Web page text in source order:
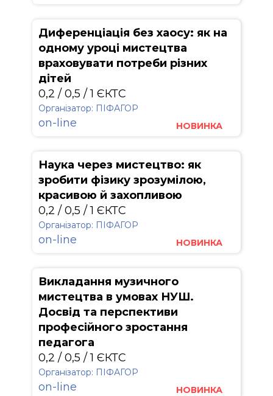
Диференціація без хаосу: як на
одному уроці мистецтва
враховувати потреби різних
дітей
0,2 / 0,5 / 1 ЄКТС
Організатор: ПІФАГОР
on-line НОВИНКА
Наука через мистецтво: як
зробити фізику зрозумілою,
красивою й захопливою
0,2 / 0,5 / 1 ЄКТС
Організатор: ПІФАГОР
on-line НОВИНКА
Викладання музичного
мистецтва в умовах НУШ.
Досвід та перспективи
професійного зростання
педагога
0,2 / 0,5 / 1 ЄКТС
Організатор: ПІФАГОР
on-line НОВИНКА